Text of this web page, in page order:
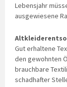
Lebensjahr
ausgewiesene
Gut erhaltene
den gewohnten
brauchbare
schadhafter